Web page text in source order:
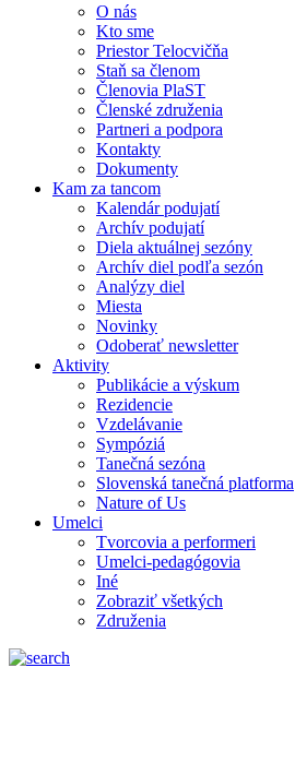
O nás
Kto sme
Priestor Telocvičňa
Staň sa členom
Členovia PlaST
Členské združenia
Partneri a podpora
Kontakty
Dokumenty
Kam za tancom
Kalendár podujatí
Archív podujatí
Diela aktuálnej sezóny
Archív diel podľa sezón
Analýzy diel
Miesta
Novinky
Odoberať newsletter
Aktivity
Publikácie a výskum
Rezidencie
Vzdelávanie
Sympóziá
Tanečná sezóna
Slovenská tanečná platforma
Nature of Us
Umelci
Tvorcovia a performeri
Umelci-pedagógovia
Iné
Zobraziť všetkých
Združenia